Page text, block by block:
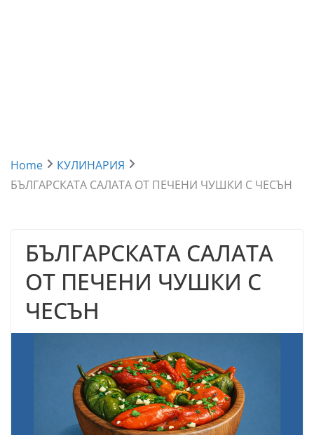
Home
КУЛИНАРИЯ
БЪЛГАРСКАТА САЛАТА ОТ ПЕЧЕНИ ЧУШКИ С ЧЕСЪН
БЪЛГАРСКАТА САЛАТА
ОТ ПЕЧЕНИ ЧУШКИ С
ЧЕСЪН